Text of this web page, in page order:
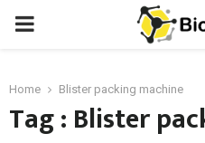
PRIMARY
Home Blister packing machine
Tag : Blister